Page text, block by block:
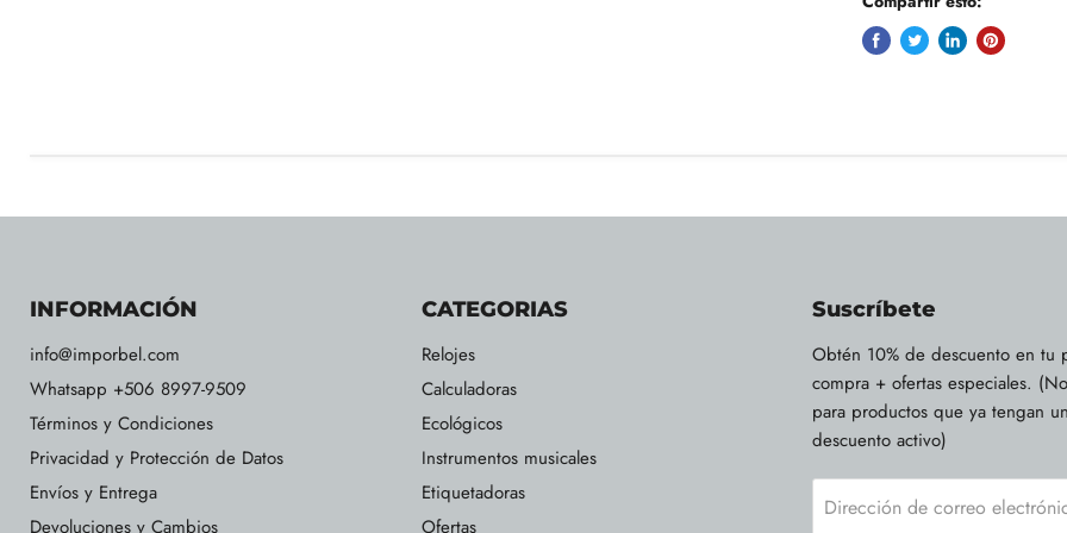
INFORMACIÓN
info@imporbel.com
Whatsapp +506 8997-9509
Términos y Condiciones
Privacidad y Protección de Datos
Envíos y Entrega
Devoluciones y Cambios
CATEGORIAS
Relojes
Calculadoras
Ecológicos
Instrumentos musicales
Etiquetadoras
Ofertas
Suscríbete
Obtén 10% de descuento en tu
compra + ofertas especiales.
para productos que ya tengan un
descuento activo)
Dirección de correo